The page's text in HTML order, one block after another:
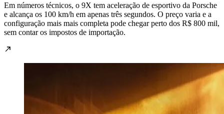
Em números técnicos, o 9X tem aceleração de esportivo da Porsche
e alcança os 100 km/h em apenas três segundos. O preço varia e a
configuração mais mais completa pode chegar perto dos R$ 800 mil,
sem contar os impostos de importação.